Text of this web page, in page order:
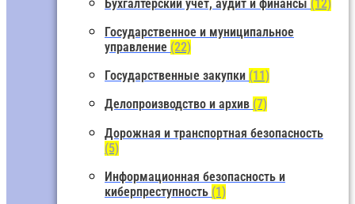
Бухгалтерский учет, аудит и финансы (12)
Государственное и муниципальное
управление (22)
Государственные закупки (11)
Делопроизводство и архив (7)
Дорожная и транспортная безопасность
(5)
Информационная безопасность и
киберпреступность (1)